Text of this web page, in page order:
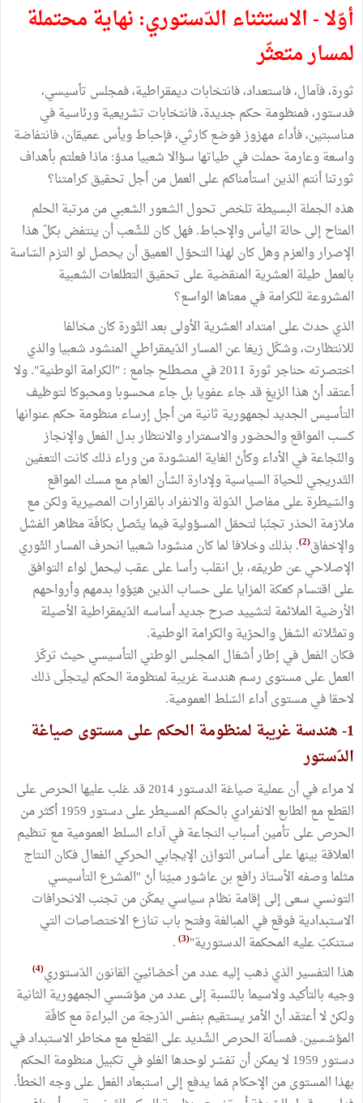
أوّلا - الاستثناء الدّستوري: نهاية محتملة
لمسار متعثّر
‏ثورة، ‏فآمال، فاستعداد، فانتخابات ديمقراطية، فمجلس تأسيسي،
فدستور، فمنظومة حكم جديدة، فانتخابات تشريعية ورئاسية في
مناسبتين، فأداء مهزوز فوضع كارثي، فإحباط ويأس عميقان، فانتفاضة
واسعة وعارمة حملت في طياتها سؤالا شعبيا مدوّ: ماذا فعلتم بأهداف
ثورتنا أنتم الذين استأمناكم على العمل من أجل تحقيق كرامتنا؟
‏هذه الجملة البسيطة تلخص تحول الشعور الشعبي من مرتبة الحلم
المتاح إلى حالة اليأس والإحباط. فهل كان للشّعب أن ينتفض بكلّ هذا
الإصرار والعزم وهل كان لهذا التحوّل العميق أن يحصل لو التزم السّاسة
بالعمل طيلة العشرية المنقضية على تحقيق التطلعات الشعبية
‏المشروعة للكرامة في معناها الواسع؟
الذي حدث على امتداد العشرية الأولى بعد الثّورة كان مخالفا
للانتظارت، وشكّل زيغا عن المسار الدّيمقراطي المنشود شعبيا والذي
اختصرته حناجر ثورة 2011 في مصطلح جامع : "الكرامة الوطنية". ولا
أعتقد أنّ هذا الزيغ قد جاء عفويا بل جاء محسوبا ومحبوكا لتوظيف
التأسيس الجديد لجمهورية ثانية من أجل إرساء منظومة حكم عنوانها
كسب المواقع والحضور والاسمترار والانتظار بدل الفعل والإنجاز
والنّجاعة في الأداء وكأنّ الغاية المنشودة من وراء ذلك كانت التعفين
التّدريجي للحياة السياسية ولإدارة الشأن العام مع مسك المواقع
والسّيطرة على مفاصل الدّولة والانفراد بالقرارات المصيرية ولكن مع
ملازمة الحذر تجنّبا لتحمّل المسؤولية فيما يتّصل بكافّة مظاهر الفشل
والإخفاق(2) . بذلك وخلافا لما كان منشودا شعبيا انحرف المسار الثّوري
الإصلاحي عن طريقه، بل انقلب رأسا على عقب ليحمل لواء التوافق
على اقتسام كعكة المزايا على حساب الذين هيّؤوا بدمهم وأرواحهم
الأرضية الملائمة لتشييد صرح جديد أساسه الدّيمقراطية الأصيلة
وتمثّلاته الشغل والحرّية والكرامة الوطنية.
فكان الفعل في إطار أشغال المجلس الوطني التأسيسي حيث تركّز
العمل على مستوى رسم هندسة غريبة لمنظومة الحكم ليتجلّى ذلك
لاحقا في مستوى أداء السّلط العمومية.
1- هندسة غريبة لمنظومة الحكم على مستوى صياغة
الدّستور
‏لا مراء في أن عملية صياغة الدستور 2014 قد غلب عليها الحرص على
القطع مع الطابع الانفرادي بالحكم المسيطر على دستور 1959 أكثر من
الحرص على تأمين أسباب النجاعة في آداء السلط العمومية مع تنظيم
العلاقة بينها على أساس التوازن الإيجابي الحركي الفعال فكان النتاج
مثلما وصفه الأستاذ رافع بن عاشور مبيّنا أنّ "‏المشرع التأسيسي
التونسي سعى إلى إقامة نظام سياسي يمكّن من تجنب الانحرافات
الاستبدادية فوقع في المبالغة وفتح باب تنازع الاختصاصات التي
ستنكبّ عليه المحكمة الدستورية"(3)
.
هذا التفسير الذي ذهب إليه عدد من أخصّائييّ القانون الدّستوري(4)
وجيه بالتأكيد ولاسيما بالنّسبة إلى عدد من مؤسّسي الجمهورية الثانية
ولكنّ لا أعتقد أنّ الأمر يستقيم بنفس الدّرجة من البراءة مع كافّة
المؤسّسين. فمسألة الحرص الشّديد على القطع مع مخاطر الاستبداد في
دستور 1959 لا يمكن أن تفسّر لوحدها الغلو في تكبيل منظومة الحكم
بهذا المستوى من الإحكام مّما يدفع إلى استبعاد الفعل على وجه الخطأ.